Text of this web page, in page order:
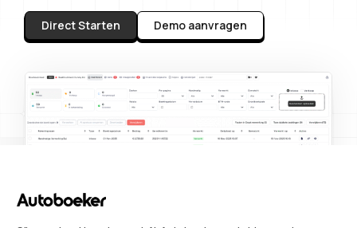
Direct Starten Demo aanvragen